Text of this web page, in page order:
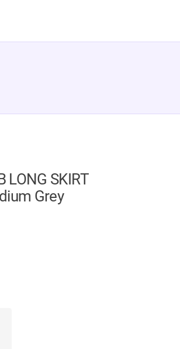
LONG SKIRT
Grey